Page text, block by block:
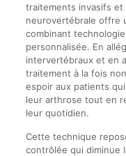
traitements invasifs et
neurovertébrale offre
combinant
personnalisée. En
intervertébraux et en
traitement à la fois
espoir aux patients
leur arthrose tout en
leur quotidien.
Cette technique
contrôlée qui diminue